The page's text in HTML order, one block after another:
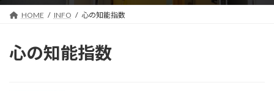
HOME INFO 心の知能指数
心の知能指数